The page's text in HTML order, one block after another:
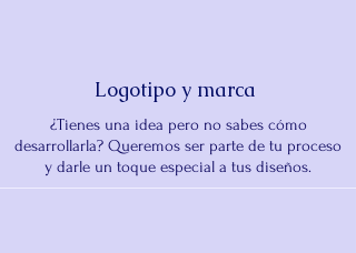
Logotipo y marca
¿Tienes una idea pero no sabes cómo
desarrollarla? Queremos ser parte de tu proceso
y darle un toque especial a tus diseños.